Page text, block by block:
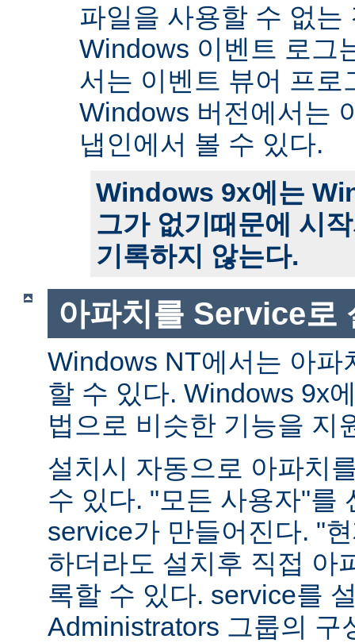
파일을 사용할 수 없는
Windows 이벤트 로그
서는 이벤트 뷰어 프로
Windows 버전에서는
냅인에서 볼 수 있다.
Windows 9x에는
그가 없기때문에 시
기록하지 않는다.
아파치를 Service로
Windows NT에서는 아파
할 수 있다. Windows 9x
법으로 비슷한 기능을 지
설치시 자동으로 아파치
수 있다. "모든 사용자"를
service가 만들어진다. "
하더라도 설치후 직접 아
록할 수 있다. service를
Administrators 그룹의 구